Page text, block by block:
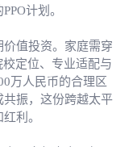
计划。
值投资。家庭需穿
定位、专业适配与
万人民币的合理区
振，这份跨越太平
利。